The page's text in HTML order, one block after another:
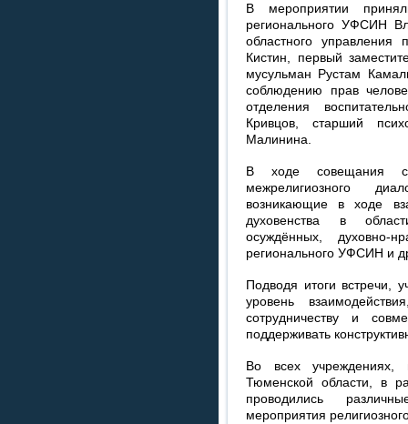
В мероприятии
регионального УФСИН
областного
Кистин, первый
мусульман Рустам
соблюдению прав
отделения
Кривцов, старший
Малинина.
В ходе совещания
межрелигиозного
возникающие в ходе
духовенства в
осуждённых, духовно-
регионального УФСИН и
Подводя итоги встречи,
уровень
сотрудничеству и
поддерживать
Во всех учреждениях,
Тюменской области, в
проводились
мероприятия